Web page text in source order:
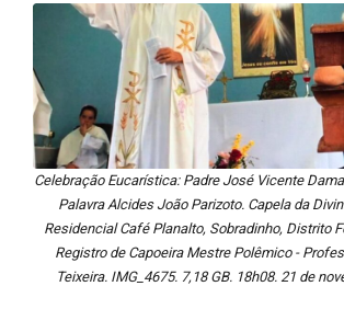
Celebração Eucarística: Padre José Vicente
Palavra Alcides João Parizoto. Capela da
Residencial Café Planalto, Sobradinho, Distrito
Registro de Capoeira Mestre Polêmico -
Teixeira. IMG_4675. 7,18 GB. 18h08. 21 de